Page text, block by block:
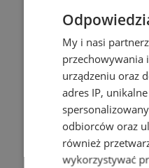
My i nasi
przechowywania
urządzeniu oraz
adres IP,
odbiorców oraz
również
wykorzystywać